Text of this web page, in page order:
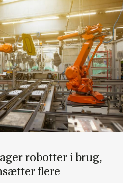
ro­bot­ter i brug,
fle­re